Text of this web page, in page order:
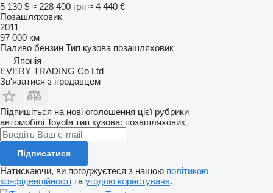
5 130 $ ≈ 228 400 грн ≈ 4 440 €
Позашляховик
2011
97 000 км
Паливо бензин Тип кузова позашляховик
Японія
EVERY TRADING Co Ltd
Зв'язатися з продавцем
Підпишіться на нові оголошення цієї рубрики
автомобілі Toyota тип кузова: позашляховик
Підписатися
Натискаючи, ви погоджуєтеся з нашою політикою
конфіденційності та угодою користувача.